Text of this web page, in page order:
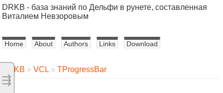
⇶
DRKB - база знаний по Дельфи в рунете, составленная
Виталием Невзоровым
Home About Authors Links Download
DRKB » VCL » TProgressBar